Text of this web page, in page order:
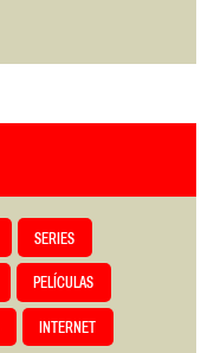
SERIES
PELÍCULAS
INTERNET